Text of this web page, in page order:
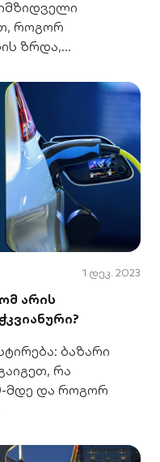
როგორ
ზრდა,
1 დეკ. 2023
არის
ბაზარი
რა
მდე და როგორ